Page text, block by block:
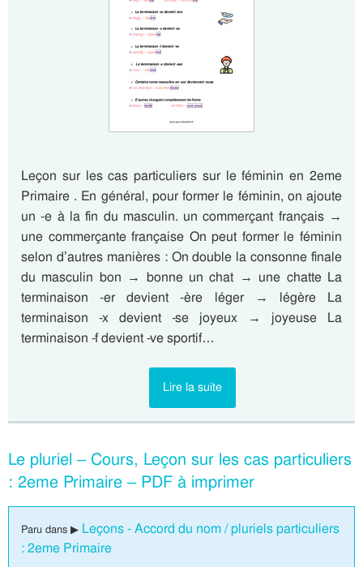
Leçon sur les cas particuliers sur le féminin en 2eme
Primaire . En général, pour former le féminin, on ajoute
un -e à la fin du masculin. un commerçant français →
une commerçante française On peut former le féminin
selon d’autres manières : On double la consonne finale
du masculin bon → bonne un chat → une chatte La
terminaison -er devient -ère léger → légère La
terminaison -x devient -se joyeux → joyeuse La
terminaison -f devient -ve sportif…
Lire la suite
Le pluriel – Cours, Leçon sur les cas particuliers
: 2eme Primaire – PDF à imprimer
Paru dans ▶ Leçons - Accord du nom / pluriels particuliers
: 2eme Primaire